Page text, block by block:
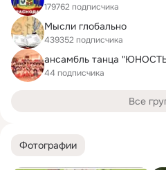
Фотографии
179762 подписчика
Мысли глобально
439352 подписчика
ансамбль танца
44 подписчика
Все